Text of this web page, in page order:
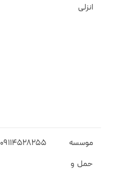
انزلی
موسسه
حمل و
09114528255